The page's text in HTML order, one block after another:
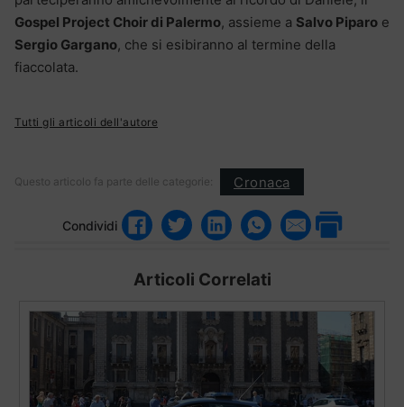
Gospel Project Choir di Palermo, assieme a Salvo Piparo e
Sergio Gargano, che si esibiranno al termine della
fiaccolata.
Tutti gli articoli dell'autore
Questo articolo fa parte delle categorie: Cronaca
Condividi
Articoli Correlati